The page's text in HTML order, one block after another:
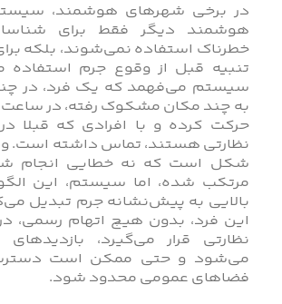
در برخی شهرهای هوشمند،
هوشمند دیگر فقط برای
خطرناک استفاده نمی‌شوند، بلکه
تنبیه قبل از وقوع جرم
سیستم می‌فهمد که یک فرد، در
به چند مکان مشکوک رفته، در
حرکت کرده و با افرادی که قبلا
نظارتی هستند، تماس داشته است.
شکل است که نه خطایی انجام
مرتکب شده، اما سیستم، این الگو
بالایی به پیش‌نشانه جرم تبدیل
این فرد، بدون هیچ اتهام رسمی،
نظارتی قرار می‌گیرد، بازدیدهای
می‌شود و حتی ممکن است
فضاهای عمومی محدود شود.